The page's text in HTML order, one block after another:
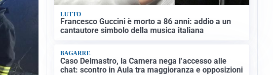
LUTTO
Francesco Guccini è morto a 86 anni: addio a un
cantautore simbolo della musica italiana
BAGARRE
Caso Delmastro, la Camera nega l’accesso alle
chat: scontro in Aula tra maggioranza e opposizioni